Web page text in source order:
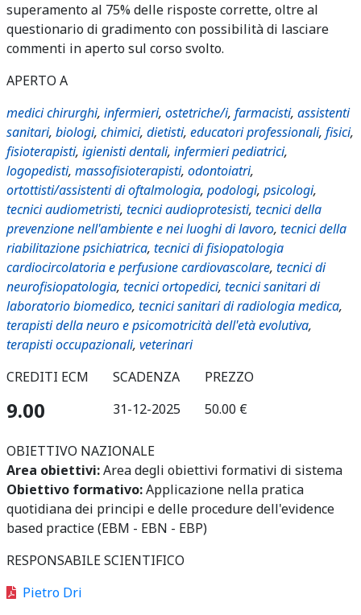
superamento al 75% delle risposte corrette, oltre al
questionario di gradimento con possibilità di lasciare
commenti in aperto sul corso svolto.
APERTO A
medici chirurghi, infermieri, ostetriche/i, farmacisti, assistenti
sanitari, biologi, chimici, dietisti, educatori professionali, fisici,
fisioterapisti, igienisti dentali, infermieri pediatrici,
logopedisti, massofisioterapisti, odontoiatri,
ortottisti/assistenti di oftalmologia, podologi, psicologi,
tecnici audiometristi, tecnici audioprotesisti, tecnici della
prevenzione nell'ambiente e nei luoghi di lavoro, tecnici della
riabilitazione psichiatrica, tecnici di fisiopatologia
cardiocircolatoria e perfusione cardiovascolare, tecnici di
neurofisiopatologia, tecnici ortopedici, tecnici sanitari di
laboratorio biomedico, tecnici sanitari di radiologia medica,
terapisti della neuro e psicomotricità dell'età evolutiva,
terapisti occupazionali, veterinari
CREDITI ECM
9.00
SCADENZA
31-12-2025
PREZZO
50.00 €
OBIETTIVO NAZIONALE
Area obiettivi:Area degli obiettivi formativi di sistema
Obiettivo formativo:Applicazione nella pratica
quotidiana dei principi e delle procedure dell'evidence
based practice (EBM - EBN - EBP)
RESPONSABILE SCIENTIFICO
Pietro Dri